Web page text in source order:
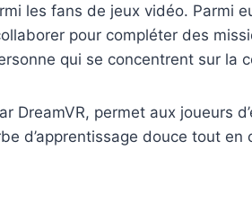
les fans de jeux vidéo. Parmi
pour compléter des
qui se concentrent sur la
DreamVR, permet aux joueurs
d’apprentissage douce tout en